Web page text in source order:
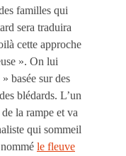
familles qui
sera traduira
cette approche
». On lui
basée sur des
blédards. L’un
la rampe et va
qui sommeil
le fleuve